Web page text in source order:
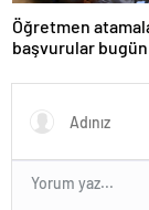
Öğretmen
başvurular